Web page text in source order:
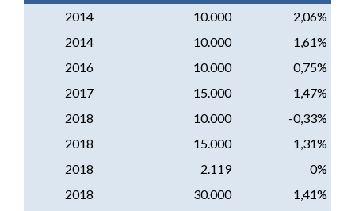
2014
10.000
2,06%
2014
10.000
1,61%
2016
10.000
0,75%
2017
15.000
1,47%
2018
10.000
-0,33%
2018
15.000
1,31%
2018
2.119
0%
2018
30.000
1,41%